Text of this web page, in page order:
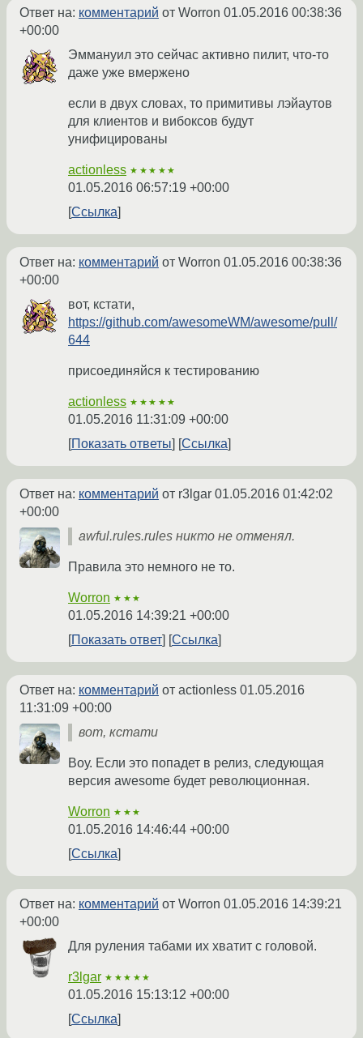
Ответ на: комментарий от Worron 01.05.2016 00:38:36
+00:00
Эммануил это сейчас активно пилит, что-то
даже уже вмержено
если в двух словах, то примитивы лэйаутов
для клиентов и вибоксов будут
унифицированы
actionless ★★★★★
01.05.2016 06:57:19 +00:00
Ссылка
Ответ на: комментарий от Worron 01.05.2016 00:38:36
+00:00
вот, кстати,
https://github.com/awesomeWM/awesome/pull/
644
присоединяйся к тестированию
actionless ★★★★★
01.05.2016 11:31:09 +00:00
Показать ответы
Ссылка
Ответ на: комментарий от r3lgar 01.05.2016 01:42:02
+00:00
awful.rules.rules никто не отменял.
Правила это немного не то.
Worron ★★★
01.05.2016 14:39:21 +00:00
Показать ответ
Ссылка
Ответ на: комментарий от actionless 01.05.2016
11:31:09 +00:00
вот, кстати
Воу. Если это попадет в релиз, следующая
версия awesome будет революционная.
Worron ★★★
01.05.2016 14:46:44 +00:00
Ссылка
Ответ на: комментарий от Worron 01.05.2016 14:39:21
+00:00
Для руления табами их хватит с головой.
r3lgar ★★★★★
01.05.2016 15:13:12 +00:00
Ссылка